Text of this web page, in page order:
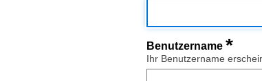
Benutzername *
Ihr Benutzername